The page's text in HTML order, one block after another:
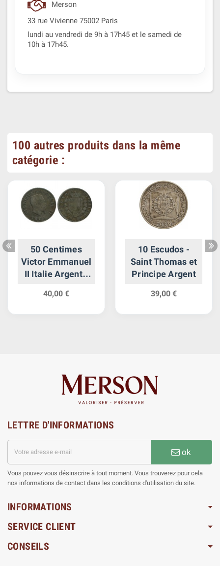
Merson
33 rue Vivienne 75002 Paris
lundi au vendredi de 9h à 17h45 et le samedi de
10h à 17h45.
100 autres produits dans la même
catégorie :
50 Centimes
Victor Emmanuel
II Italie Argent -
40,00 €
10 Escudos -
Saint Thomas et
Principe Argent
39,00 €
LETTRE D'INFORMATIONS
ok
Vous pouvez vous désinscrire à tout moment. Vous trouverez pour cela
nos informations de contact dans les conditions d'utilisation du site.
INFORMATIONS
SERVICE CLIENT
CONSEILS